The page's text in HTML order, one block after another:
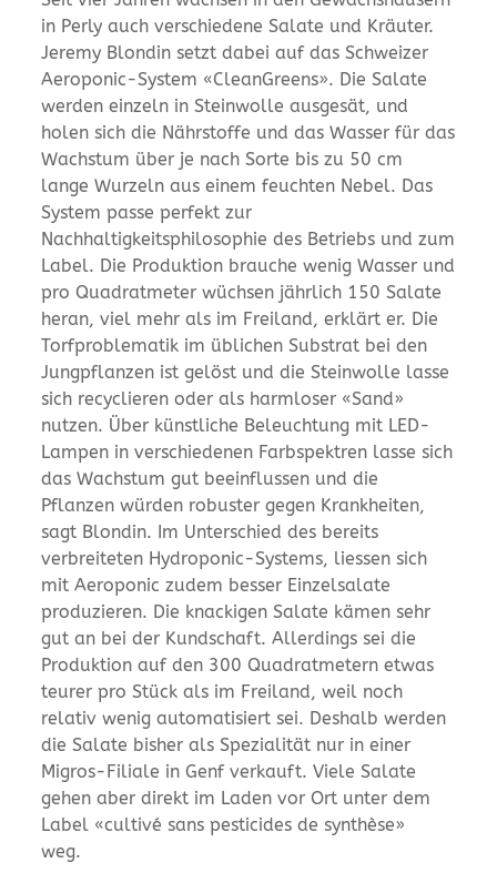
in Perly auch verschiedene Salate und Kräuter.
Jeremy Blondin setzt dabei auf das Schweizer
Aeroponic-System «CleanGreens». Die Salate
werden einzeln in Steinwolle ausgesät, und
holen sich die Nährstoffe und das Wasser für das
Wachstum über je nach Sorte bis zu 50 cm
lange Wurzeln aus einem feuchten Nebel. Das
System passe perfekt zur
Nachhaltigkeitsphilosophie des Betriebs und zum
Label. Die Produktion brauche wenig Wasser und
pro Quadratmeter wüchsen jährlich 150 Salate
heran, viel mehr als im Freiland, erklärt er. Die
Torfproblematik im üblichen Substrat bei den
Jungpflanzen ist gelöst und die Steinwolle lasse
sich recyclieren oder als harmloser «Sand»
nutzen. Über künstliche Beleuchtung mit LED-
Lampen in verschiedenen Farbspektren lasse sich
das Wachstum gut beeinflussen und die
Pflanzen würden robuster gegen Krankheiten,
sagt Blondin. Im Unterschied des bereits
verbreiteten Hydroponic-Systems, liessen sich
mit Aeroponic zudem besser Einzelsalate
produzieren. Die knackigen Salate kämen sehr
gut an bei der Kundschaft. Allerdings sei die
Produktion auf den 300 Quadratmetern etwas
teurer pro Stück als im Freiland, weil noch
relativ wenig automatisiert sei. Deshalb werden
die Salate bisher als Spezialität nur in einer
Migros-Filiale in Genf verkauft. Viele Salate
gehen aber direkt im Laden vor Ort unter dem
Label «cultivé sans pesticides de synthèse»
weg.